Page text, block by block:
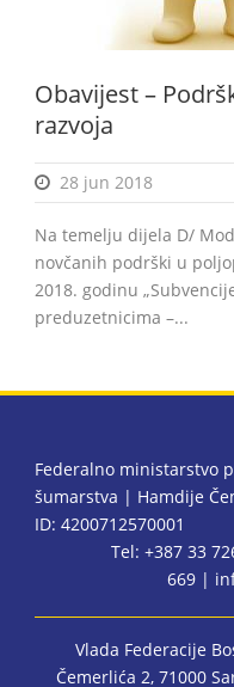
Obavijest –
razvoja
28 jun 2018
Na temelju dijela D/
novčanih podrški u
2018. godinu
preduzetnicima –...
Federalno ministarstvo
šumarstva | Hamdije
ID: 4200712570001
Tel: +387 33
669 |
Vlada Federacije
Čemerlića 2, 71000